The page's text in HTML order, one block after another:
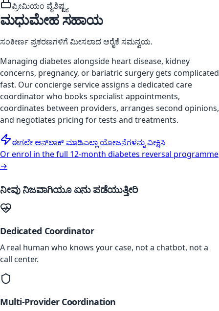
ಪ್ರೀಮಿಯಂ ವೈಶಿಷ್ಟ್ಯ
ಮಧುಮೇಹ ಸಹಾಯ
ಸಂಕೀರ್ಣ ಪ್ರಕರಣಗಳಿಗೆ ಮೀಸಲಾದ ಆರೈಕೆ ಸಮನ್ವಯ.
Managing diabetes alongside heart disease, kidney
concerns, pregnancy, or bariatric surgery gets complicated
fast. Our concierge service assigns a dedicated care
coordinator who books specialist appointments,
coordinates between providers, arranges second opinions,
and negotiates pricing for tests and treatments.
ಈಗಲೇ ಅನ್‌ಲಾಕ್ ಮಾಡಿಎಲ್ಲಾ ಯೋಜನೆಗಳನ್ನು ವೀಕ್ಷಿಸಿ
Or enrol in the full 12-month diabetes reversal programme
→
ನೀವು ನಿಜವಾಗಿಯೂ ಏನು ಪಡೆಯುತ್ತೀರಿ
Dedicated Coordinator
A real human who knows your case, not a chatbot, not a
call center.
Multi-Provider Coordination